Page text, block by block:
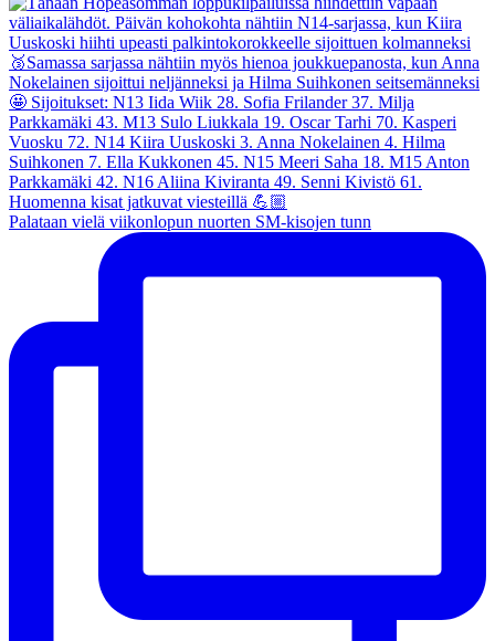
Palataan vielä viikonlopun nuorten SM-kisojen tunn